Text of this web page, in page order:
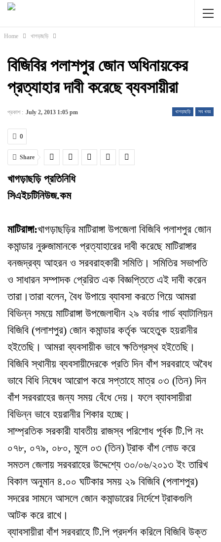
Home খাগড়াছড়ি
বিজিবির পলাশপুর জোন অধিনায়কের
প্রত্যাহার দাবী করেছে ব্যবসায়ীরা
খাগড়াছড়ি সব খবর
প্রকাশ : July 2, 2013 1:05 pm
0
Share
খাগড়াছড়ি প্রতিনিধি
সিএইচটিনিউজ.কম
মাটিরাঙ্গা:খাগড়াছড়ির মাটিরাঙ্গা উপজেলা বিজিবি পলাশপুর জোন
কমান্ডার নুরুজামানকে প্রত্যাহারের দাবী করেছে মাটিরাঙ্গার
বনজদ্রব্য আহরন ও সরবরাহকারী সমিতি। সমিতির সভাপতি
ও সাধারন সম্পাদক প্রেরিত এক বিজ্ঞপ্তিতে এই দাবী করেন
তারা।তারা বলেন, বৈধ উপায়ে ব্যাবসা করতে গিয়ে আমরা
বিভিন্ন সময়ে মাটিরাঙ্গা উপজেলাধীন ২৯ বর্ডার গার্ড ব্যাটালিয়ন
বিজিবি (পলাশপুর) জোন কমান্ডার কর্তৃক অহেতুক হয়রানীর
হইতেছি। আমরা ব্যবসায়ীক ভাবে ক্ষতিগ্রস্থ হইতেছি।
বিজিবি স্থানীয় ব্যবসায়ীদেরকে প্রতি দিন বাঁশ সরবরাহে অবৈধ
ভাবে বিধি নিষেধ আরোপ করে সপ্তাহে মাত্র ০৩ (তিন) দিন
বাঁশ সরবরাহের জন্য সময় বেঁধে দেয়। ফলে ব্যাবসায়ীরা
বিভিন্ন ভাবে হয়রানীর শিকার হচ্ছে।
সাম্প্রতিক সরকারী যাবতীয় রাজস্ব পরিশোধ পূর্বক টি.পি নং
০৭৮, ০৭৯, ০৮০, মুলে ০৩ (তিন) ট্রাক বাঁশ লোড করে
সমতল জেলায় সরবরাহের উদ্দেশ্যে ৩০/০৬/২০১৩ ইং তারিখ
বিকাল অনুমান ৪.০০ ঘটিকার সময় ২৯ বিজিবি (পলাশপুর)
সদরের সামনে আসলে জোন কমান্ডারের নির্দেশে ট্রাকগুলি
আটক করে রাখে।
ব্যাবসায়ীরা বাঁশ সরবরাহে টি.পি প্রদর্শন করিলে বিজিবি উক্ত